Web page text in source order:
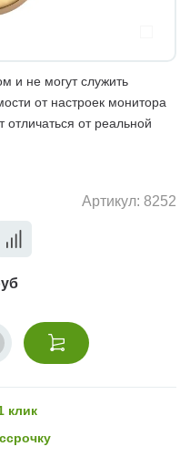
и не могут служить
от настроек монитора
от реальной
Артикул: 8252
клик